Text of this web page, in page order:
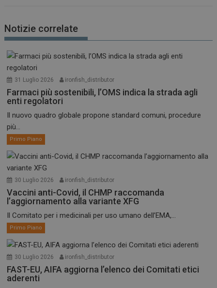
Notizie correlate
31 Luglio 2026 ironfish_distributor
Farmaci più sostenibili, l’OMS indica la strada agli
enti regolatori
Il nuovo quadro globale propone standard comuni, procedure
più...
Primo Piano
30 Luglio 2026 ironfish_distributor
Vaccini anti-Covid, il CHMP raccomanda
l’aggiornamento alla variante XFG
Il Comitato per i medicinali per uso umano dell’EMA,...
Primo Piano
30 Luglio 2026 ironfish_distributor
FAST-EU, AIFA aggiorna l’elenco dei Comitati etici
aderenti